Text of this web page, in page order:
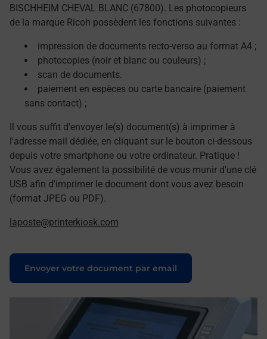
BISCHHEIM CHEVAL BLANC (67800). Les photocopieurs
de la marque Ricoh possèdent les fonctions suivantes :
impression de documents recto-verso au format A4 ;
photocopies (noir et blanc ou couleurs) ;
scan de documents.
paiement en espèces ou carte bancaire (paiement
sans contact) ;
Il vous suffit d'envoyer le(s) document(s) à imprimer à
l'adresse mail dédiée, en cliquant sur le bouton ci-dessous
depuis votre smartphone ou votre ordinateur. Pratique !
Vous avez également la possibilité de vous munir d'une clé
USB afin d'imprimer le document dont vous avez besoin
(format JPEG ou PDF).
laposte@printerkiosk.com
Envoyer votre document par email
Le lien s'ouvre dans un nouvel onglet